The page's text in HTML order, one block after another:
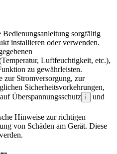
Bedienungsanleitung sorgfältig
installieren oder verwenden.
Luftfeuchtigkeit, etc.),
zu gewährleisten.
zur Stromversorgung, zur
Sicherheitsvorkehrungen,
Überspannungsschutz i
und
Hinweise zur richtigen
von Schäden am Gerät. Diese